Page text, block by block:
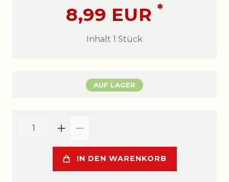
8,99 EUR *
Inhalt 1 Stück
AUF LAGER
IN DEN WARENKORB